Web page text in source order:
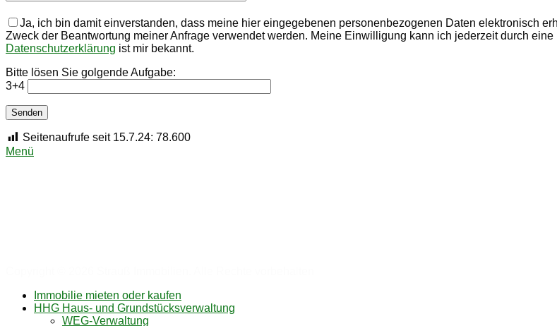
Ja, ich bin damit einverstanden, dass meine hier eingegebenen personenbezogenen Daten elektronisch
Zweck der Beantwortung meiner Anfrage verwendet werden. Meine Einwilligung kann ich jederzeit durch
Datenschutzerklärung ist mir bekannt.
Bitte lösen Sie golgende Aufgabe:
3+4
Seitenaufrufe seit 15.7.24: 78.600
Menü
oben
Immobilie mieten oder kaufen
HHG Haus- und Grundstücksverwaltung
WEG-Verwaltung